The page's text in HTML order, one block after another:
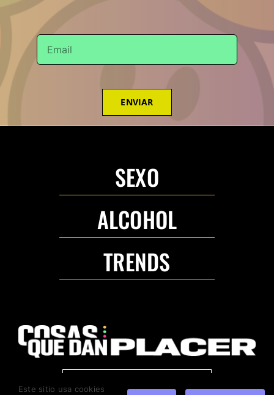
ENVIAR
SEXO
ALCOHOL
TRENDS
ANUNCIA CON NOSOTROS
Este sitio usa cookies